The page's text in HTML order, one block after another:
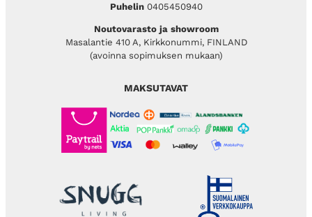
Puhelin 0405450940
Noutovarasto ja showroom
Masalantie 410 A, Kirkkonummi, FINLAND
(avoinna sopimuksen mukaan)
MAKSUTAVAT